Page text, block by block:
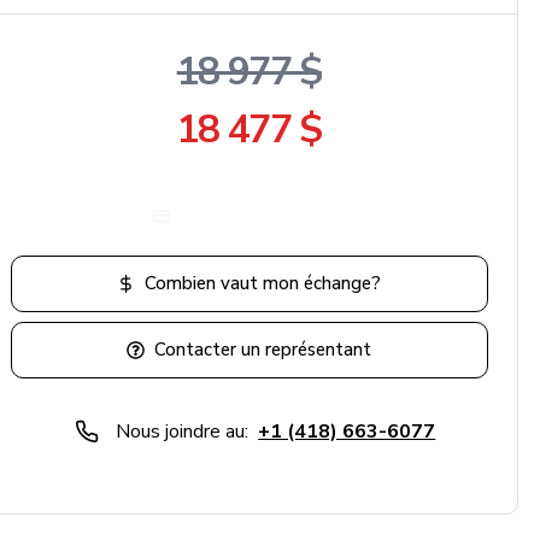
18 977 $
18 477 $
Combien vaut mon échange?
Contacter un représentant
Nous joindre au: +1 (418) 663-6077